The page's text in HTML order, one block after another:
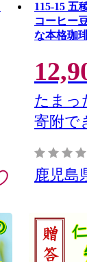
115-15 五
コーヒー
な本格珈
たまっ
寄附で
鹿児島